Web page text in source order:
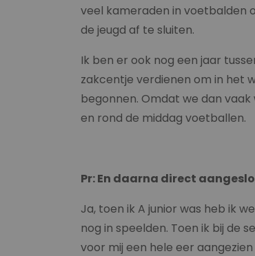
veel kameraden in voetbalden
de jeugd af te sluiten.
Ik ben er ook nog een jaar
zakcentje verdienen om in het
begonnen. Omdat we dan
en rond de middag voetballen.
Pr: En daarna direct
Ja, toen ik A junior was heb ik
nog in speelden. Toen ik bij de
voor mij een hele eer